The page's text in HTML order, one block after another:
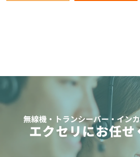
無線機・トランシーバー・イン
エクセリにお任せ